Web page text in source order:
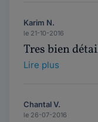
Karim N.
le 21-10-2016
Tres bien
Lire plus
Chantal V.
le 26-07-2016